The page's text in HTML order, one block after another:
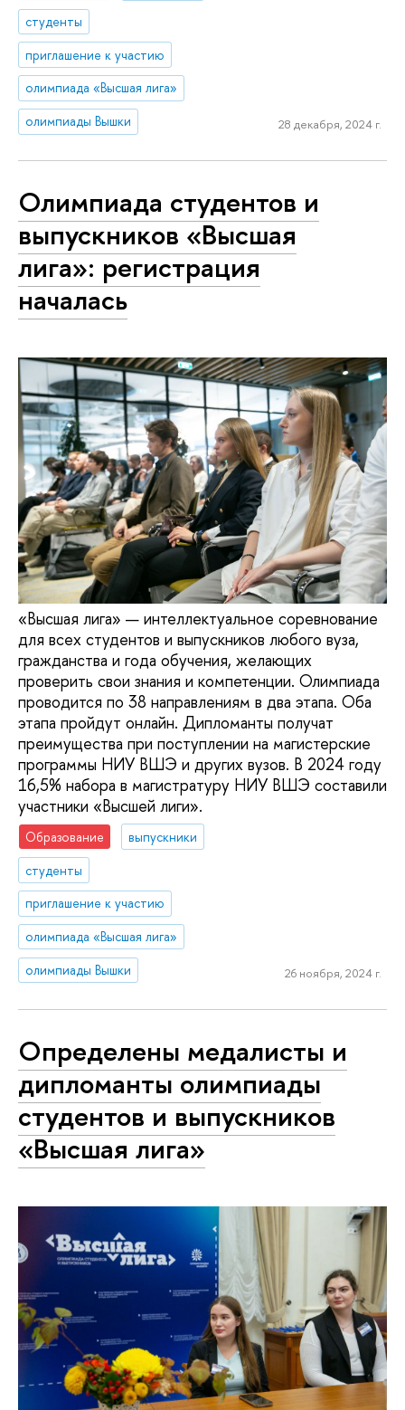
студенты
приглашение к участию
олимпиада «Высшая лига»
олимпиады Вышки
28 декабря, 2024 г.
Олимпиада студентов и
выпускников «Высшая
лига»: регистрация
началась
«Высшая лига» — интеллектуальное соревнование
для всех студентов и выпускников любого вуза,
гражданства и года обучения, желающих
проверить свои знания и компетенции. Олимпиада
проводится по 38 направлениям в два этапа. Оба
этапа пройдут онлайн. Дипломанты получат
преимущества при поступлении на магистерские
программы НИУ ВШЭ и других вузов. В 2024 году
16,5% набора в магистратуру НИУ ВШЭ составили
участники «Высшей лиги».
Образование
выпускники
студенты
приглашение к участию
олимпиада «Высшая лига»
олимпиады Вышки
26 ноября, 2024 г.
Определены медалисты и
дипломанты олимпиады
студентов и выпускников
«Высшая лига»